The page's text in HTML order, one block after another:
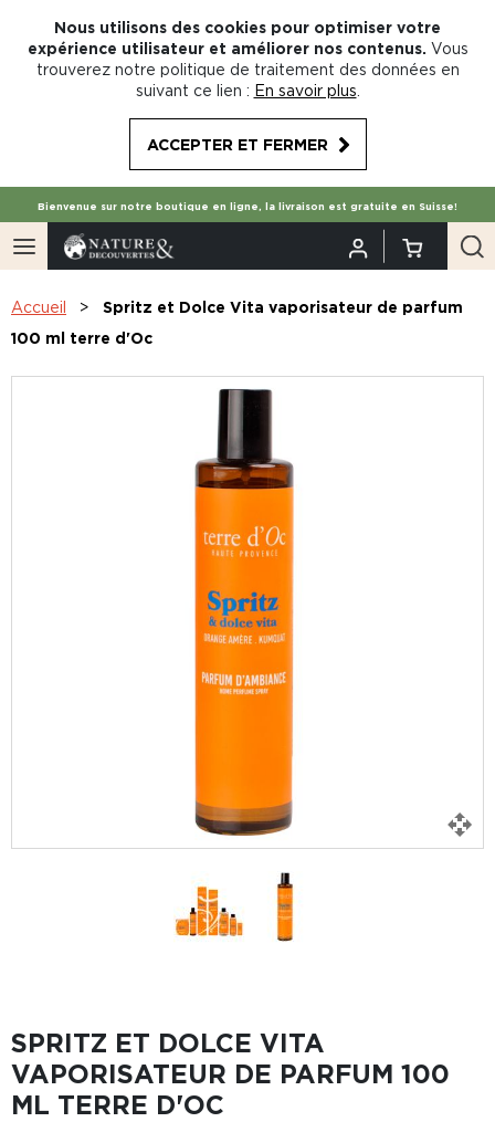
Nous utilisons des cookies pour optimiser votre
expérience utilisateur et améliorer nos contenus. Vous
trouverez notre politique de traitement des données en
suivant ce lien : En savoir plus
ACCEPTER ET FERMER
Bienvenue sur notre boutique en ligne, la livraison est gratuite en Suisse!
Accueil
Spritz et Dolce Vita vaporisateur de parfum
100 ml terre d'Oc
SPRITZ ET DOLCE VITA
VAPORISATEUR DE PARFUM 100
ML TERRE D'OC